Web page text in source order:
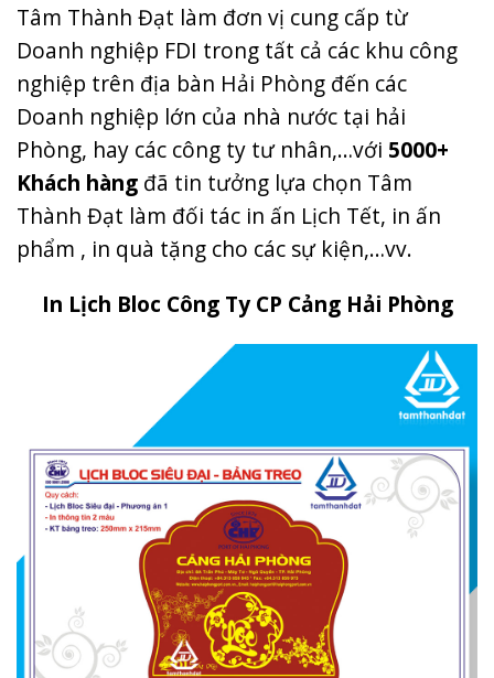
Tâm Thành Đạt làm đơn vị cung cấp từ
Doanh nghiệp FDI trong tất cả các khu công
nghiệp trên địa bàn Hải Phòng đến các
Doanh nghiệp lớn của nhà nước tại hải
Phòng, hay các công ty tư nhân,…với 5000+
Khách hàng đã tin tưởng lựa chọn Tâm
Thành Đạt làm đối tác in ấn Lịch Tết, in ấn
phẩm , in quà tặng cho các sự kiện,…vv.
In Lịch Bloc Công Ty CP Cảng Hải Phòng